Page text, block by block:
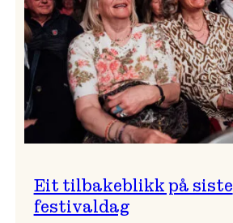
Eit tilbakeblikk på siste
festivaldag